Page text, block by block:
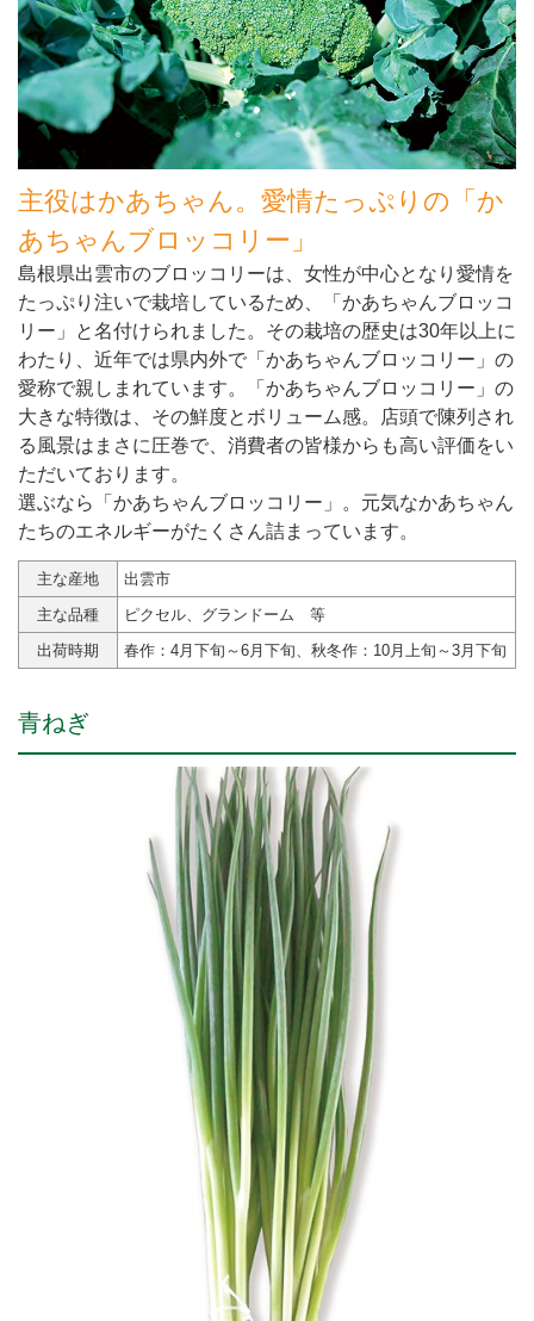
主役はかあちゃん。愛情たっぷりの「か
あちゃんブロッコリー」
島根県出雲市のブロッコリーは、女性が中心となり愛情を
たっぷり注いで栽培しているため、「かあちゃんブロッコ
リー」と名付けられました。その栽培の歴史は30年以上に
わたり、近年では県内外で「かあちゃんブロッコリー」の
愛称で親しまれています。「かあちゃんブロッコリー」の
大きな特徴は、その鮮度とボリューム感。店頭で陳列され
る風景はまさに圧巻で、消費者の皆様からも高い評価をい
ただいております。
選ぶなら「かあちゃんブロッコリー」。元気なかあちゃん
たちのエネルギーがたくさん詰まっています。
主な産地
出雲市
主な品種
ピクセル、グランドーム 等
出荷時期
春作：4月下旬～6月下旬、秋冬作：10月上旬～3月下旬
青ねぎ